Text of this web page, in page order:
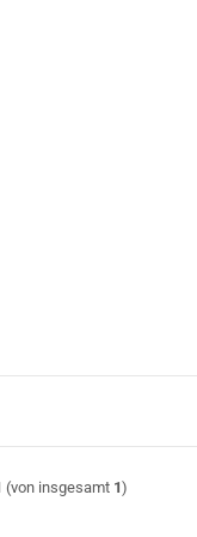
(von insgesamt 1)